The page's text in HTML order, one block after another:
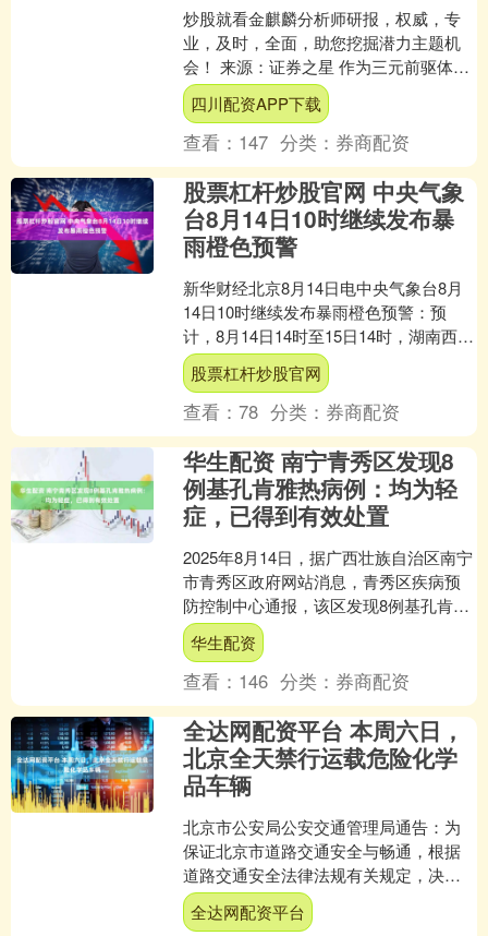
炒股就看金麒麟分析师研报，权威，专
业，及时，全面，助您挖掘潜力主题机
会！ 来源：证券之星 作为三元前驱体领
域的龙头企业，中伟股份（300919.SZ）
近年深陷增....
四川配资APP下载
查看： 147 分类： 券商配资
股票杠杆炒股官网 中央气象
台8月14日10时继续发布暴
雨橙色预警
新华财经北京8月14日电中央气象台8月
14日10时继续发布暴雨橙色预警：预
计，8月14日14时至15日14时，湖南西部
和南部、贵州东部、华南大部以及内蒙
古中部、....
股票杠杆炒股官网
查看：78 分类： 券商配资
华生配资 南宁青秀区发现8
例基孔肯雅热病例：均为轻
症，已得到有效处置
2025年8月14日，据广西壮族自治区南宁
市青秀区政府网站消息，青秀区疾病预
防控制中心通报，该区发现8例基孔肯雅
热病例。 通报称，截至8月13日18时，青
秀区在....
华生配资
查看： 146 分类： 券商配资
全达网配资平台 本周六日，
北京全天禁行运载危险化学
品车辆
北京市公安局公安交通管理局通告：为
保证北京市道路交通安全与畅通，根据
道路交通安全法律法规有关规定，决定
自2025年8月16日0时至17日24时，全天
禁止运载危险....
全达网配资平台